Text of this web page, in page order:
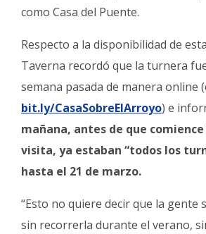
como Casa del Puente.
Respecto a la disponibilidad de
Taverna recordó que la turnera
semana pasada de manera online
bit.ly/CasaSobreElArroyo) e
mañana, antes de que
visita, ya estaban “todos los
hasta el 21 de marzo.
“Esto no quiere decir que la gente
sin recorrerla durante el verano,